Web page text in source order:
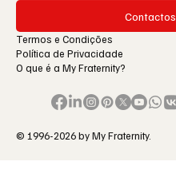
Contactos
Termos e Condições
Política de Privacidade
O que é a My Fraternity?
© 1996-2026 by My Fraternity.